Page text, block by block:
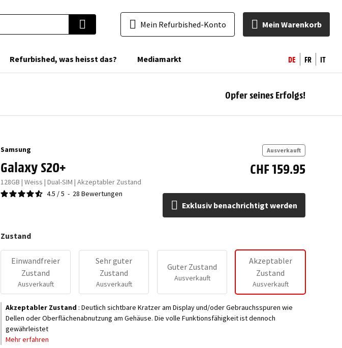
Mein Refurbished-Konto Mein Warenkorb
Refurbished, was heisst das? Mediamarkt DE FR IT
Opfer seines Erfolgs!
Samsung
Galaxy S20+
128GB | Weiss | Dual-SIM | Akzeptabler Zustand
4.5 /5 - 28 Bewertungen
Ausverkauft
CHF 159.95
Exklusiv benachrichtigt werden
Zustand
Einwandfreier
Zustand
Ausverkauft
Sehr guter
Zustand
Ausverkauft
Guter Zustand
Ausverkauft
Akzeptabler
Zustand
Ausverkauft
Akzeptabler Zustand : Deutlich sichtbare Kratzer am Display und/oder Gebrauchsspuren wie
Dellen oder Oberflächenabnutzung am Gehäuse. Die volle Funktionsfähigkeit ist dennoch
gewährleistet
Mehr erfahren